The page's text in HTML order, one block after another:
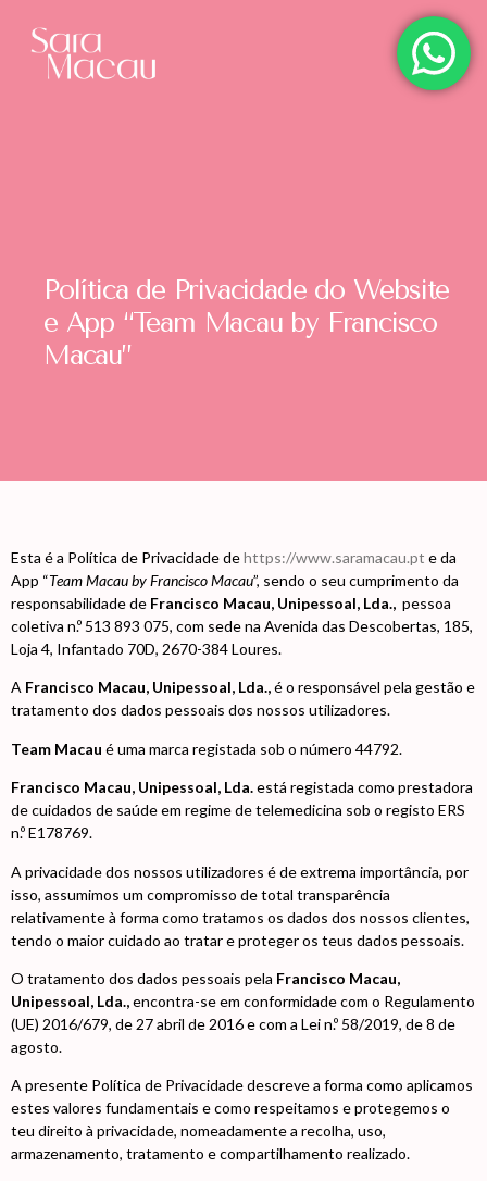
Política de Privacidade do Website
e App “Team Macau by Francisco
Macau”
Esta é a Política de Privacidade dehttps://www.saramacau.pt e da
App “Team Macau by Francisco Macau”, sendo o seu cumprimento da
responsabilidade de Francisco Macau, Unipessoal, Lda., pessoa
coletiva n.º 513 893 075, com sede na Avenida das Descobertas, 185,
Loja 4, Infantado 70D, 2670-384 Loures.
A Francisco Macau, Unipessoal, Lda.,é o responsável pela gestão e
tratamento dos dados pessoais dos nossos utilizadores.
Team Macau é uma marca registada sob o número 44792.
Francisco Macau, Unipessoal, Lda.está registada como prestadora
de cuidados de saúde em regime de telemedicina sob o registo ERS
n.º E178769.
A privacidade dos nossos utilizadores é de extrema importância, por
isso, assumimos um compromisso de total transparência
relativamente à forma como tratamos os dados dos nossos clientes,
tendo o maior cuidado ao tratar e proteger os teus dados pessoais.
O tratamento dos dados pessoais pela Francisco Macau,
Unipessoal, Lda.,encontra-se em conformidade com o Regulamento
(UE) 2016/679, de 27 abril de 2016 e com a Lei n.º 58/2019, de 8 de
agosto.
A presente Política de Privacidade descreve a forma como aplicamos
estes valores fundamentais e como respeitamos e protegemos o
teu direito à privacidade, nomeadamente a recolha, uso,
armazenamento, tratamento e compartilhamento realizado.